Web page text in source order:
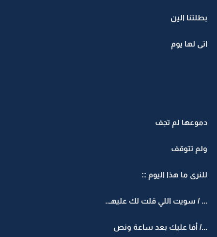
بطلتنا الين
اتى لها يوم
دموعها لم تجف
ولم تتوقف
للنرى ما هذا اليوم ::
... / سويت اللي قلت لك عليهـ..
.../ أفا عليك بعد ساعة ونص